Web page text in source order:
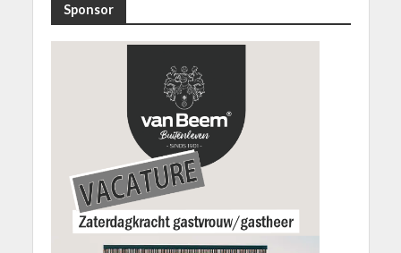
Sponsor